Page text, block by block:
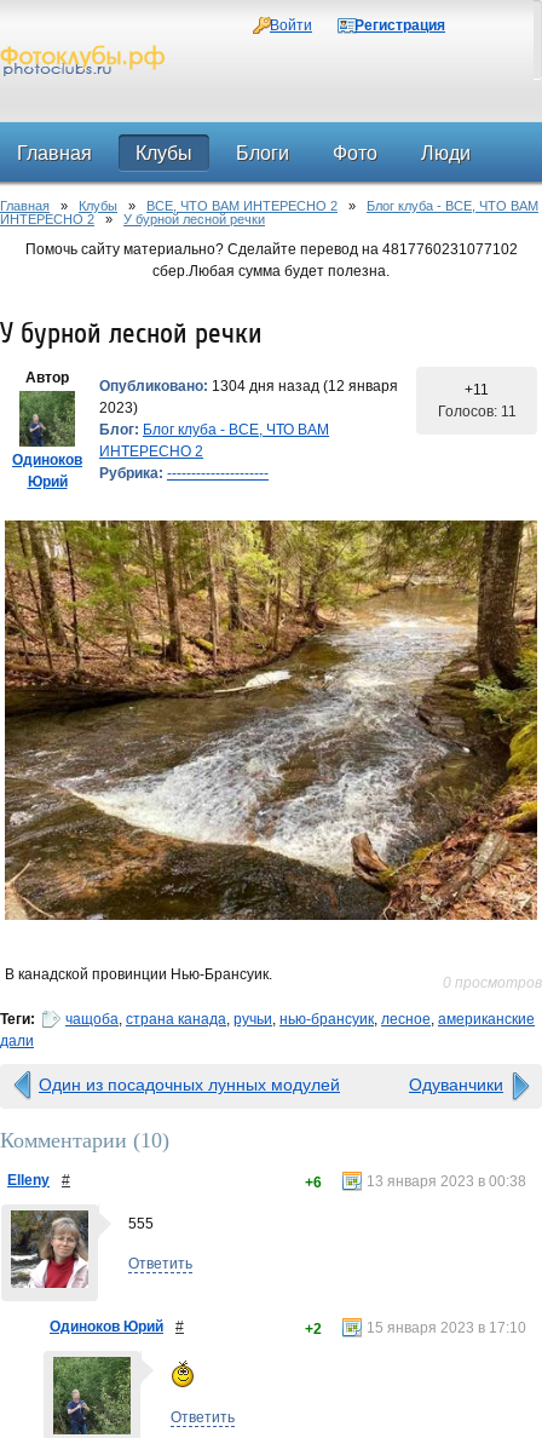
Войти Регистрация
Главная Клубы Блоги Фото Люди
Форум
Главная » Клубы » ВСЕ, ЧТО ВАМ ИНТЕРЕСНО 2 » Блог клуба - ВСЕ, ЧТО ВАМ
ИНТЕРЕСНО 2 » У бурной лесной речки
Помочь сайту материально? Сделайте перевод на 4817760231077102
сбер.Любая сумма будет полезна.
У бурной лесной речки
Автор
Одиноков
Юрий
Опубликовано: 1304 дня назад (12 января
2023)
Блог: Блог клуба - ВСЕ, ЧТО ВАМ
ИНТЕРЕСНО 2
Рубрика: ---------------------
+11
Голосов: 11
В канадской провинции Нью-Брансуик. 0 просмотров
Теги: чащоба, страна канада, ручьи, нью-брансуик, лесное, американские
дали
Один из посадочных лунных модулей Одуванчики
Комментарии (10)
Elleny # 13 января 2023 в 00:38
+6
555
Ответить
Одиноков Юрий # 15 января 2023 в 17:10
+2
Ответить